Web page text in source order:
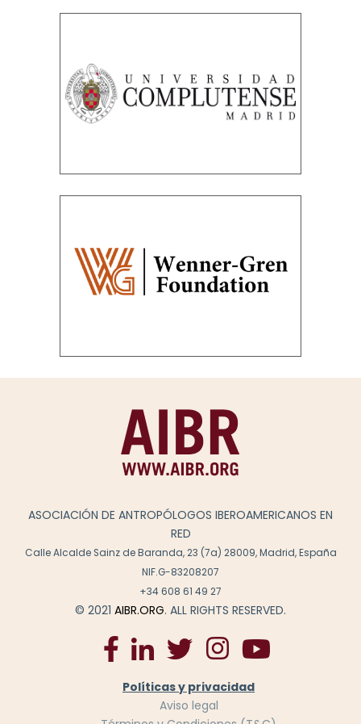
ASOCIACIÓN DE ANTROPÓLOGOS IBEROAMERICANOS EN
RED
Calle Alcalde Sainz de Baranda, 23 (7a) 28009, Madrid, España
NIF.G-83208207
+34 608 61 49 27
© 2021 AIBR.ORG. ALL RIGHTS RESERVED.
Políticas y privacidad
Aviso legal